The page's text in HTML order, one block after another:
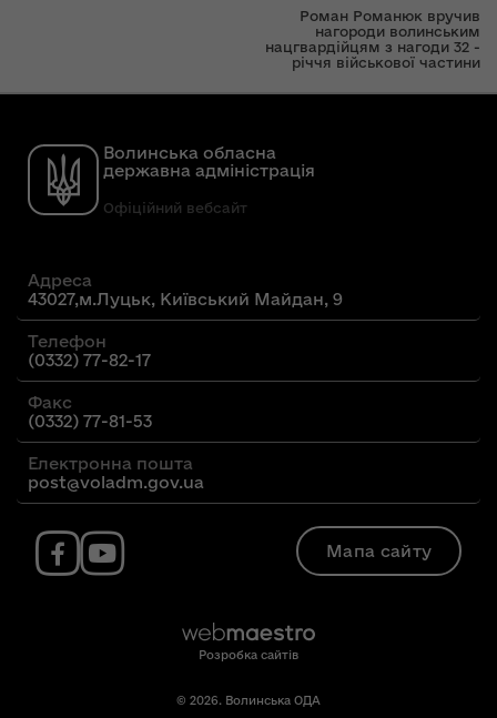
Роман Романюк вручив
нагороди волинським
нацгвардійцям з нагоди 32 -
річчя військової частини
Волинська обласна
державна адміністрація
Офіційний вебсайт
Адреса
43027,м.Луцьк, Київський Майдан, 9
Телефон
(0332) 77-82-17
Факс
(0332) 77-81-53
Електронна пошта
post@voladm.gov.ua
Мапа сайту
Розробка сайтів
© 2026. Волинська ОДА